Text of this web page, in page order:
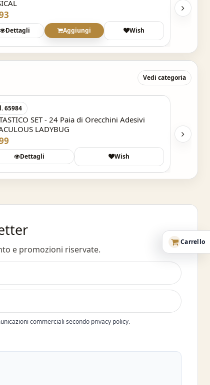
Carrello
Dettagli Aggiungi Wish
Vedi categoria
65984
SET - 24 Paia di Orecchini Adesivi
LADYBUG
Dettagli Wish
e promozioni riservate.
commerciali secondo privacy policy.